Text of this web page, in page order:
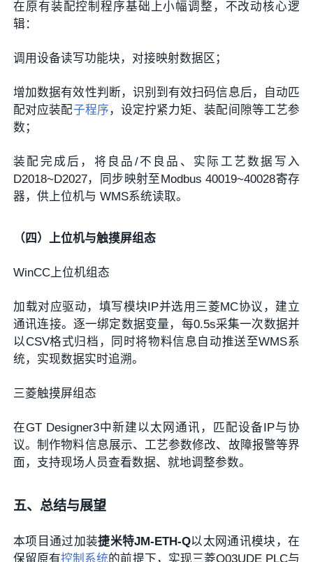
在原有装配控制程序基础上小幅调整，不改动核心逻
辑：
调用设备读写功能块，对接映射数据区；
增加数据有效性判断，识别到有效扫码信息后，自动匹
配对应装配子程序 ，设定拧紧力矩、装配间隙等工艺参
数；
装配完成后，将良品/不良品、实际工艺数据写入
D2018~D2027，同步映射至Modbus 40019~40028寄存
器，供上位机与 WMS系统读取。
（四）上位机与触摸屏组态
WinCC上位机组态
加载对应驱动，填写模块IP并选用三菱MC协议，建立
通讯连接。逐一绑定数据变量，每0.5s采集一次数据并
以CSV格式归档，同时将物料信息自动推送至WMS系
统，实现数据实时追溯。
三菱触摸屏组态
在GT Designer3中新建以太网通讯，匹配设备IP与协
议。制作物料信息展示、工艺参数修改、故障报警等界
面，支持现场人员查看数据、就地调整参数。
五、总结与展望
本项目通过加装捷米特JM-ETH-Q以太网通讯模块，在
保留原有控制系统的前提下，实现三菱Q03UDE PLC与